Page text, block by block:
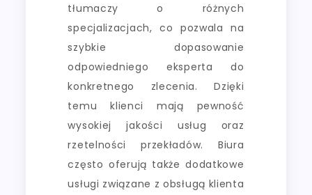
tłumaczy o różnych
specjalizacjach, co pozwala na
szybkie dopasowanie
odpowiedniego eksperta do
konkretnego zlecenia. Dzięki
temu klienci mają pewność
wysokiej jakości usług oraz
rzetelności przekładów. Biura
często oferują także dodatkowe
usługi związane z obsługą klienta